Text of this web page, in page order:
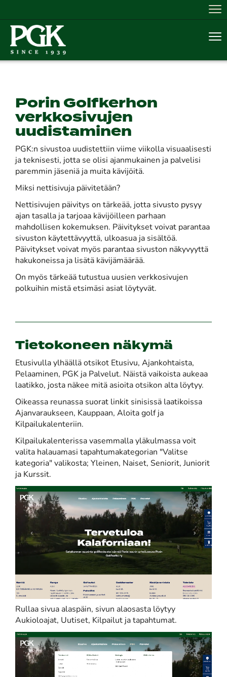
Porin Golfkerhon
verkkosivujen
uudistaminen
PGK:n sivustoa uudistettiin viime viikolla visuaalisesti
ja teknisesti, jotta se olisi ajanmukainen ja palvelisi
paremmin jäseniä ja muita kävijöitä.
Miksi nettisivuja päivitetään?
Nettisivujen päivitys on tärkeää, jotta sivusto pysyy
ajan tasalla ja tarjoaa kävijöilleen parhaan
mahdollisen kokemuksen. Päivitykset voivat parantaa
sivuston käytettävyyttä, ulkoasua ja sisältöä.
Päivitykset voivat myös parantaa sivuston näkyvyyttä
hakukoneissa ja lisätä kävijämäärää.
On myös tärkeää tutustua uusien verkkosivujen
polkuihin mistä etsimäsi asiat löytyvät.
Tietokoneen näkymä
Etusivulla ylhäällä otsikot Etusivu, Ajankohtaista,
Pelaaminen, PGK ja Palvelut. Näistä vaikoista aukeaa
laatikko, josta näkee mitä asioita otsikon alta löytyy.
Oikeassa reunassa suorat linkit sinisissä laatikoissa
Ajanvaraukseen, Kauppaan, Aloita golf ja
Kilpailukalenteriin.
Kilpailukalenterissa vasemmalla yläkulmassa voit
valita halauamasi tapahtumakategorian "Valitse
kategoria" valikosta; Yleinen, Naiset, Seniorit, Juniorit
ja Kurssit.
Rullaa sivua alaspäin, sivun alaosasta löytyy
Aukioloajat, Uutiset, Kilpailut ja tapahtumat.